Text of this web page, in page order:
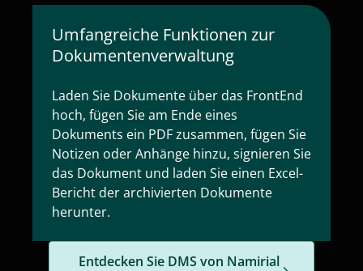
Umfangreiche Funktionen zur
Dokumentenverwaltung
Laden Sie Dokumente über das FrontEnd
hoch, fügen Sie am Ende eines
Dokuments ein PDF zusammen, fügen Sie
Notizen oder Anhänge hinzu, signieren Sie
das Dokument und laden Sie einen Excel-
Bericht der archivierten Dokumente
herunter.
Entdecken Sie DMS von Namirial